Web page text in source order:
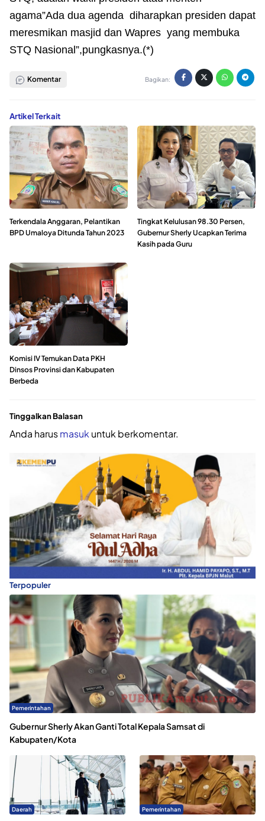
agama”Ada dua agenda diharapkan presiden dapat
meresmikan masjid dan Wapres yang membuka
STQ Nasional”,pungkasnya.(*)
Komentar Bagikan:
Artikel Terkait
Terkendala Anggaran, Pelantikan
BPD Umaloya Ditunda Tahun 2023
Tingkat Kelulusan 98.30 Persen,
Gubernur Sherly Ucapkan Terima
Kasih pada Guru
Komisi IV Temukan Data PKH
Dinsos Provinsi dan Kabupaten
Berbeda
Tinggalkan Balasan
Anda harusmasuk untuk berkomentar.
Terpopuler
Pemerintahan
Gubernur Sherly Akan Ganti Total Kepala Samsat di
Kabupaten/Kota
Daerah Pemerintahan